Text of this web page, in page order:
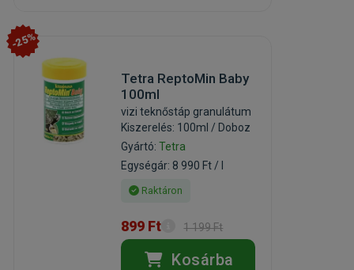
-25%
Tetra ReptoMin Baby
100ml
vizi teknőstáp granulátum
Kiszerelés: 100ml / Doboz
Gyártó:Tetra
Egységár: 8 990 Ft / l
Raktáron
899 Ft 1 199 Ft
Kosárba